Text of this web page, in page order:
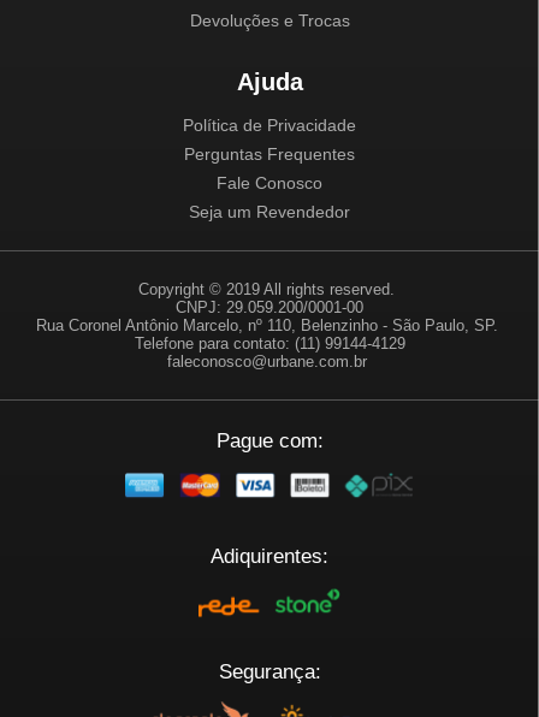
Devoluções e Trocas
Ajuda
Política de Privacidade
Perguntas Frequentes
Fale Conosco
Seja um Revendedor
Copyright © 2019 All rights reserved.
CNPJ: 29.059.200/0001-00
Rua Coronel Antônio Marcelo, nº 110, Belenzinho - São Paulo, SP.
Telefone para contato: (11) 99144-4129
faleconosco@urbane.com.br
Pague com:
Adiquirentes:
Segurança: